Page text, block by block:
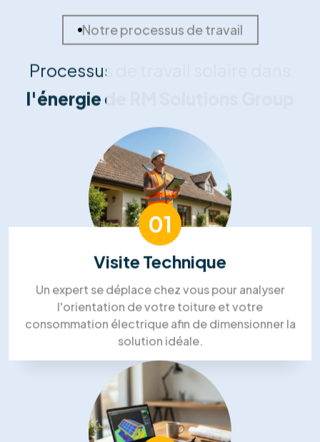
Mohammed Lakehal
Silvia Strutui
Nous avons choisi RM Solutions
Group pour un projet complet!
PAC. Ils ont coordonné tous les corps de métier,
ce qui a été un vrai soulagement. Le chef de
projet était très disponible. Un gros
investissement, mais nous sommes confiants
pour les économies futures.”
Zoe Pelletier
Lin Aung
Steven Bruce